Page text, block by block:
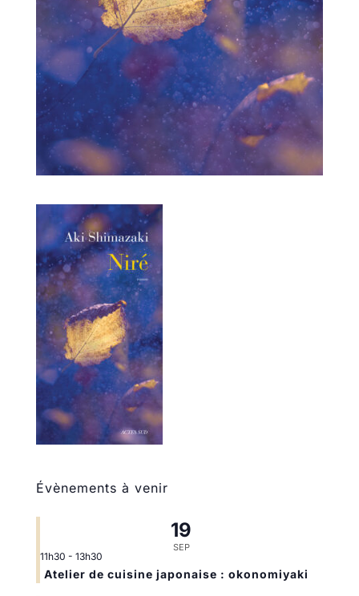
Évènements à venir
19
SEP
11h30 - 13h30
Atelier de cuisine japonaise : okonomiyaki